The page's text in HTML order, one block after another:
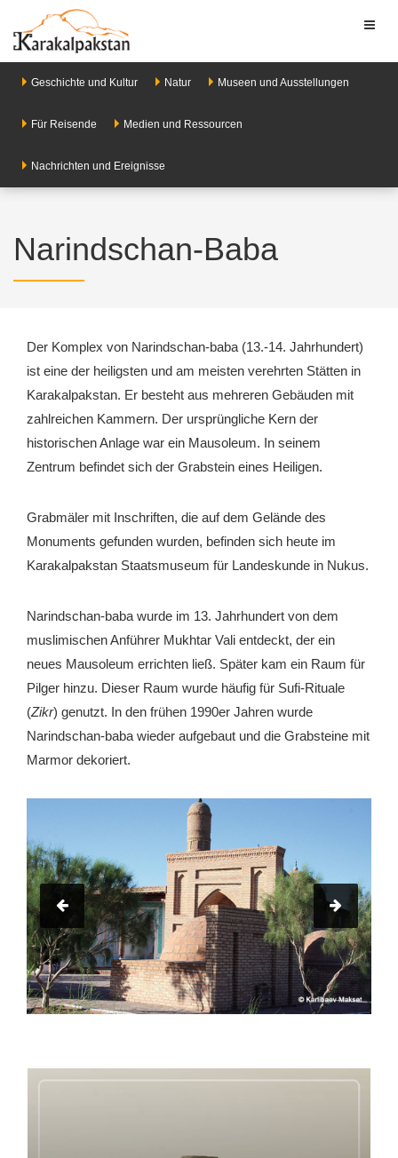
Geschichte und Kultur Natur Museen und Ausstellungen
Für Reisende Medien und Ressourcen
Nachrichten und Ereignisse
Narindschan-Baba
Der Komplex von Narindschan-baba (13.-14. Jahrhundert)
ist eine der heiligsten und am meisten verehrten Stätten in
Karakalpakstan. Er besteht aus mehreren Gebäuden mit
zahlreichen Kammern. Der ursprüngliche Kern der
historischen Anlage war ein Mausoleum. In seinem
Zentrum befindet sich der Grabstein eines Heiligen.
Grabmäler mit Inschriften, die auf dem Gelände des
Monuments gefunden wurden, befinden sich heute im
Karakalpakstan Staatsmuseum für Landeskunde in Nukus.
Narindschan-baba wurde im 13. Jahrhundert von dem
muslimischen Anführer Mukhtar Vali entdeckt, der ein
neues Mausoleum errichten ließ. Später kam ein Raum für
Pilger hinzu. Dieser Raum wurde häufig für Sufi-Rituale
(Zikr) genutzt. In den frühen 1990er Jahren wurde
Narindschan-baba wieder aufgebaut und die Grabsteine mit
Marmor dekoriert.